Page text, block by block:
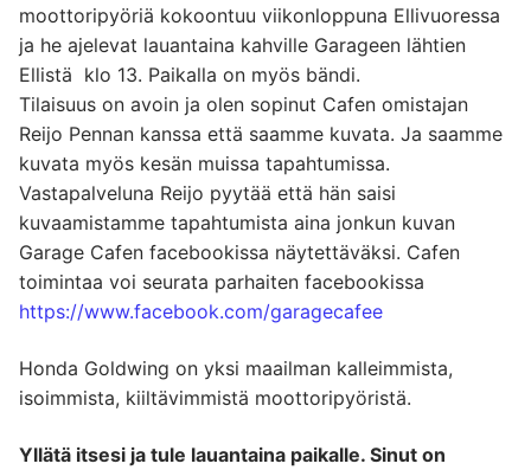
moottoripyöriä kokoontuu viikonloppuna Ellivuoressa
ja he ajelevat lauantaina kahville Garageen lähtien
Ellistä klo 13. Paikalla on myös bändi.
Tilaisuus on avoin ja olen sopinut Cafen omistajan
Reijo Pennan kanssa että saamme kuvata. Ja saamme
kuvata myös kesän muissa tapahtumissa.
Vastapalveluna Reijo pyytää että hän saisi
kuvaamistamme tapahtumista aina jonkun kuvan
Garage Cafen facebookissa näytettäväksi. Cafen
toimintaa voi seurata parhaiten facebookissa
https://www.facebook.com/garagecafee
Honda Goldwing on yksi maailman kalleimmista,
isoimmista, kiiltävimmistä moottoripyöristä.
Yllätä itsesi ja tule lauantaina paikalle. Sinut on